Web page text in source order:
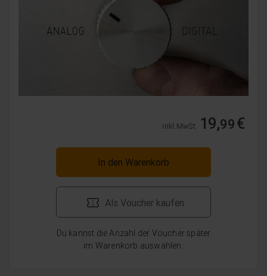
inkl. MwSt. 19,99€
In den Warenkorb
Als Voucher kaufen
Du kannst die Anzahl der Voucher später
im Warenkorb auswählen.